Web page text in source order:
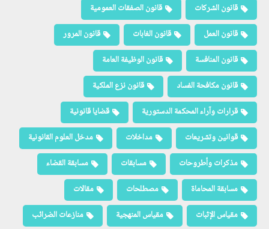
قانون الشركات
قانون الصفقات العمومية
قانون العمل
قانون الغابات
قانون المرور
قانون المنافسة
قانون الوظيفة العامة
قانون مكافحة الفساد
قانون نزع الملكية
قرارات وآراء المحكمة الدستورية
قضايا قانونية
قوانين وتشريعات
مداخلات
مدخل العلوم القانونية
مذكرات وأطروحات
مسابقات
مسابقة القضاء
مسابقة المحاماة
مصطلحات
مقالات
مقياس الإثبات
مقياس المنهجية
منازعات الضرائب